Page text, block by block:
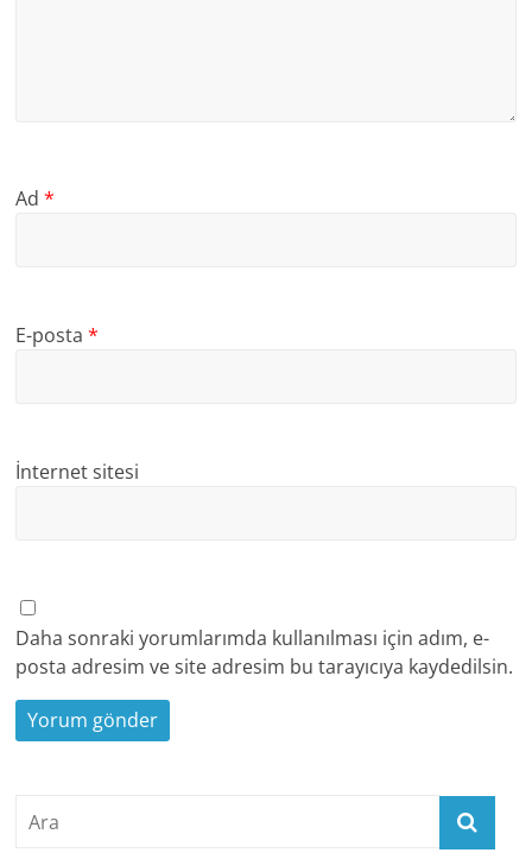
Ad*
E-posta*
İnternet sitesi
Daha sonraki yorumlarımda kullanılması için adım, e-
posta adresim ve site adresim bu tarayıcıya kaydedilsin.